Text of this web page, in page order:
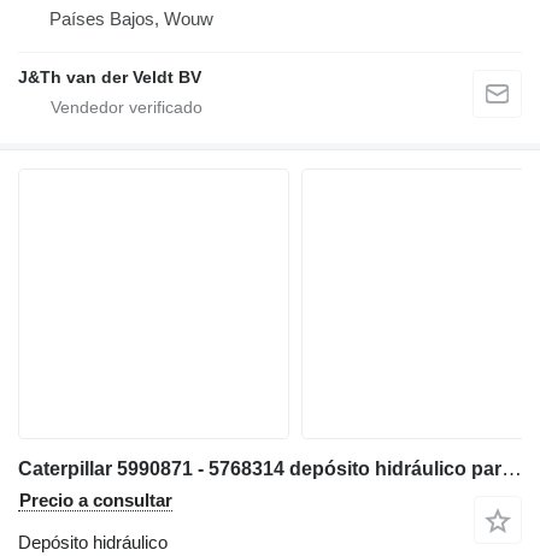
Países Bajos, Wouw
J&Th van der Veldt BV
Caterpillar 5990871 - 5768314 depósito hidráulico para Caterpillar D6 D6XE bulldozer
Precio a consultar
Depósito hidráulico